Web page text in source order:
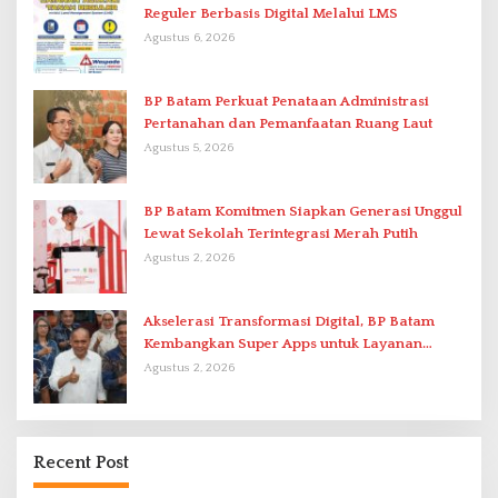
Reguler Berbasis Digital Melalui LMS
Agustus 6, 2026
BP Batam Perkuat Penataan Administrasi
Pertanahan dan Pemanfaatan Ruang Laut
Agustus 5, 2026
BP Batam Komitmen Siapkan Generasi Unggul
Lewat Sekolah Terintegrasi Merah Putih
Agustus 2, 2026
Akselerasi Transformasi Digital, BP Batam
Kembangkan Super Apps untuk Layanan
Terpadu
Agustus 2, 2026
Recent Post